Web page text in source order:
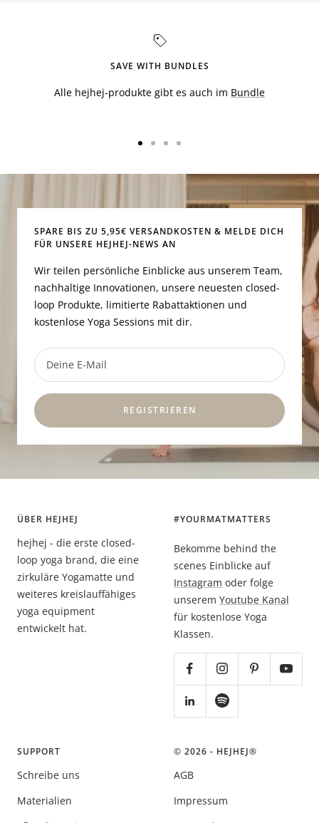
SAVE WITH BUNDLES
Alle hejhej-produkte gibt es auch im Bundle
gehengehen
SPARE BIS ZU 5,95€ VERSANDKOSTEN & MELDE DICH
FÜR UNSERE HEJHEJ-NEWS AN
Wir teilen persönliche Einblicke aus unserem Team,
nachhaltige Innovationen, unsere neuesten closed-
loop Produkte, limitierte Rabattaktionen und
kostenlose Yoga Sessions mit dir.
Deine E-Mail
REGISTRIEREN
ÜBER HEJHEJ
hejhej - die erste closed-
loop yoga brand, die eine
zirkuläre Yogamatte und
weiteres kreislauffähiges
yoga equipment
entwickelt hat.
#YOURMATMATTERS
Bekomme behind the
scenes Einblicke auf
Instagram oder folge
unserem Youtube Kanal
für kostenlose Yoga
Klassen.
SUPPORT
Schreibe uns
Materialien
© 2026 - HEJHEJ®️
AGB
Impressum